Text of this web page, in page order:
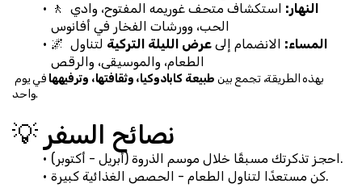
🚶
النهار:
الحب، وورشات الفخار في أفانوس
🌌
المساء: الانضمام إلى عرض الليلة التركية
الطعام، والموسيقى، والرقص
بهذه الطريقة، تجمع بين طبيعة كابادوكيا، وثقافتها، وترفيهها
واحد.
💡 نصائح السفر
احجز تذكرتك مسبقًا خلال موسم الذروة (أبريل - أكتوبر).
كن مستعدًا لتناول الطعام - الحصص الغذائية كبيرة.